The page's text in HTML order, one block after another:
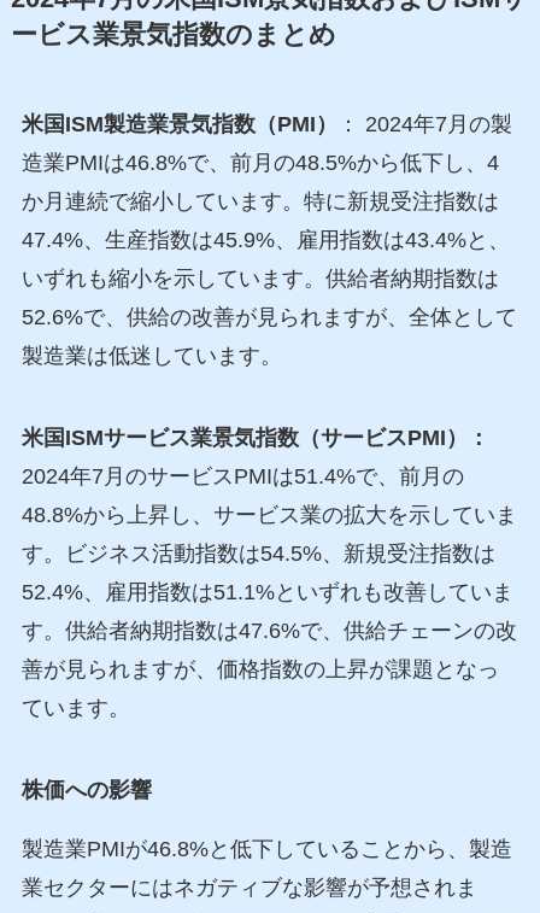
ービス業景気指数のまとめ
米国ISM製造業景気指数（PMI）
： 2024年7月の製
造業PMIは46.8%で、前月の48.5%から低下し、4
か月連続で縮小しています。特に新規受注指数は
47.4%、生産指数は45.9%、雇用指数は43.4%と、
いずれも縮小を示しています。供給者納期指数は
52.6%で、供給の改善が見られますが、全体として
製造業は低迷しています。
米国ISMサービス業景気指数（サービスPMI）：
2024年7月のサービスPMIは51.4%で、前月の
48.8%から上昇し、サービス業の拡大を示していま
す。ビジネス活動指数は54.5%、新規受注指数は
52.4%、雇用指数は51.1%といずれも改善していま
す。供給者納期指数は47.6%で、供給チェーンの改
善が見られますが、価格指数の上昇が課題となっ
ています。
株価への影響
製造業PMIが46.8%と低下していることから、製造
業セクターにはネガティブな影響が予想されま